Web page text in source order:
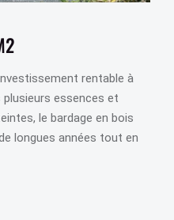
rentable à
plusieurs essences et
le bardage en bois
longues années tout en